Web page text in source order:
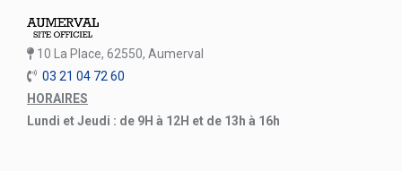
10 La Place, 62550, Aumerval
03 21 04 72 60
HORAIRES
Lundi et Jeudi : de 9H à 12H et de 13h à 16h